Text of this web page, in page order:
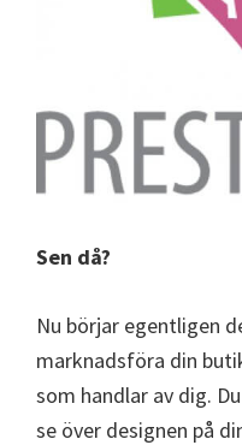
Sen då?
Nu börjar egentligen
marknadsföra din
som handlar av dig.
se över designen på